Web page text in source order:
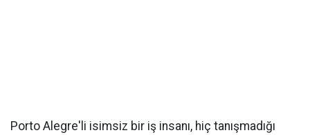
Porto Alegre'li isimsiz bir iş insanı, hiç tanışmadığı